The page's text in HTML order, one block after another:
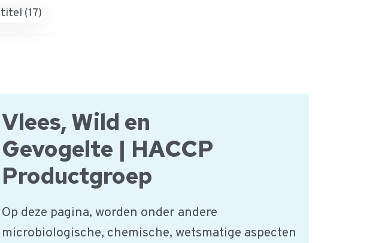
Vlees, Wild en
Gevogelte | HACCP
Productgroep
Op deze pagina, worden onder andere
microbiologische, chemische, wetsmatige aspecten